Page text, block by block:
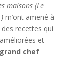
maisons (Le
m’ont amené à
recettes qui
et
chef